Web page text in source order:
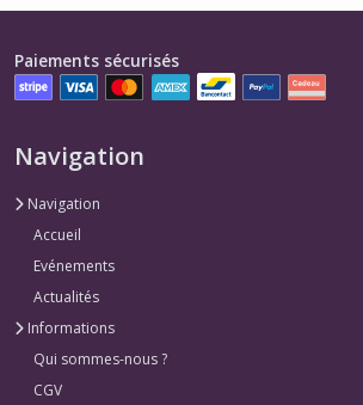
Paiements sécurisés
Navigation
Navigation
Accueil
Evénements
Actualités
Informations
Qui sommes-nous ?
CGV